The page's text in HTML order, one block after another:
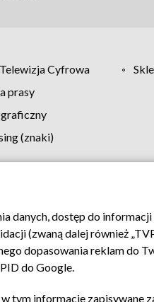
Cyfrowa
prasy
(znaki)
Kontakt
danych, dostęp do
(zwaną dalej również
dopasowania reklam do
do Google.
w tym informacje zapisywane